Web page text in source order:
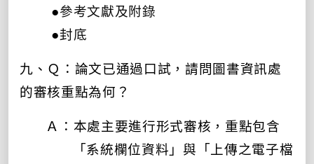
●參考文獻及附錄
●封底
九、Ｑ：論文已通過口試，請問圖書資訊處
的審核重點為何？
Ａ：本處主要進行形式審核，重點包含
「系統欄位資料」與「上傳之電子檔